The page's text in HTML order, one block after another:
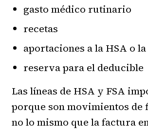
gasto médico rutinario
recetas
aportaciones a la HSA o la
reserva para el deducible
Las líneas de HSA y FSA
porque son movimientos de
no lo mismo que la factura